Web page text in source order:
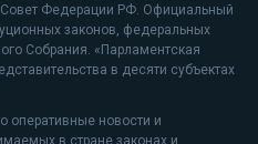
Совет Федерации РФ. Официальный
законов, федеральных
Собрания. «Парламентская
в десяти субъектах
оперативные новости и